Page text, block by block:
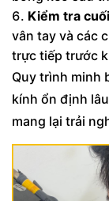
Kiểm tra
vân tay và các
trực tiếp trước
Quy trình minh
kính ổn định
mang lại trải